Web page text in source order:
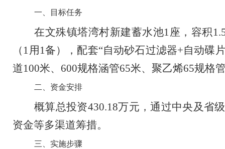
一、 目标任务
在文殊镇塔湾村新建蓄水池1 座，容积
（ 1 用 1备），配套“自动砂石过滤器+自动碟
道100米、 600规格涵管65米、聚乙烯65规格
二、 资金安排
概算总投资430.18万元，通过中央及省
资金等多渠道筹措。
三、 实施步骤